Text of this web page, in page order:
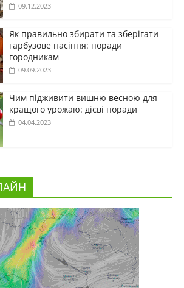
09.12.2023
Як правильно збирати та зберігати
гарбузове насіння: поради
городникам
09.09.2023
Чим підживити вишню весною для
кращого урожаю: дієві поради
04.04.2023